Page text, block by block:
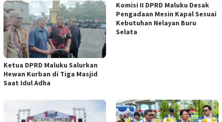
Ketua DPRD Maluku Salurkan
Hewan Kurban di Tiga Masjid
Saat Idul Adha
Komisi II DPRD Maluku Desak
Pengadaan Mesin Kapal Sesuai
Kebutuhan Nelayan Buru
Selata